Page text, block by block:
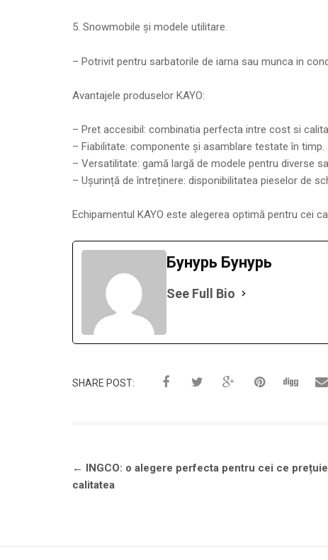
5. Snowmobile și modele utilitare.
– Potrivit pentru sarbatorile de iarna sau munca in
Avantajele produselor KAYO:
– Pret accesibil: combinatia perfecta intre cost si
– Fiabilitate: componente și asamblare testate în timp.
– Versatilitate: gamă largă de modele pentru diverse
– Ușurință de întreținere: disponibilitatea pieselor de
Echipamentul KAYO este alegerea optimă pentru cei
Бунурь Бунурь
See Full Bio
SHARE POST:
Navigare
în
← INGCO: o alegere perfecta pentru cei ce
calitatea